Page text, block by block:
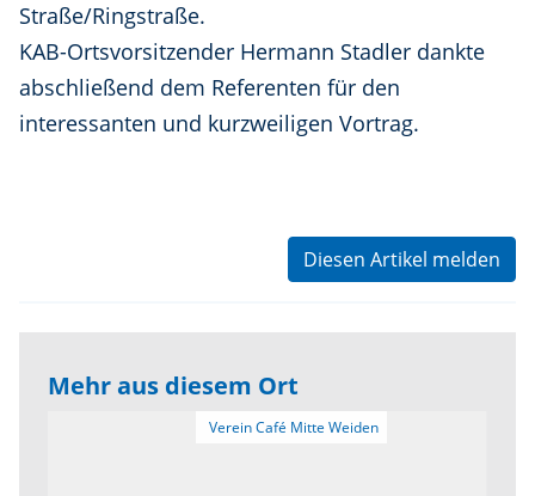
Straße/Ringstraße.
KAB-Ortsvorsitzender Hermann Stadler dankte
abschließend dem Referenten für den
interessanten und kurzweiligen Vortrag.
Diesen Artikel melden
Mehr aus diesem Ort
Verein Café Mitte Weiden